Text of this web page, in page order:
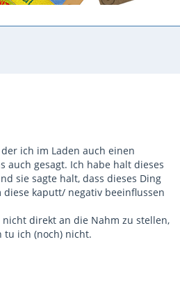
ich im Laden auch einen
auch gesagt. Ich habe halt dieses
sie sagte halt, dass dieses Ding
kaputt/ negativ beeinflussen
direkt an die Nahm zu stellen,
tu ich (noch) nicht.